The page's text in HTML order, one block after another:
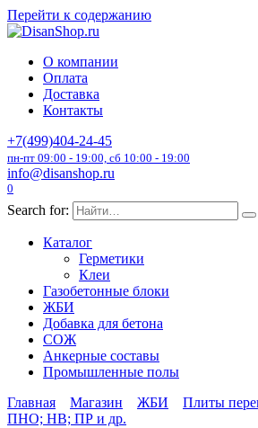
Перейти к содержанию
О компании
Оплата
Доставка
Контакты
+7(499)404-24-45
пн-пт 09:00 - 19:00, сб 10:00 - 19:00
info@disanshop.ru
0
Search for:
Каталог
Герметики
Клеи
Газобетонные блоки
ЖБИ
Добавка для бетона
СОЖ
Анкерные составы
Промышленные полы
Главная
Магазин ЖБИ
Плиты
ПНО; НВ; ПР и др.